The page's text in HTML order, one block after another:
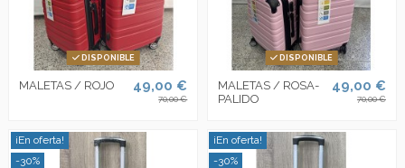
DISPONIBLE
MALETAS / ROJO 49,00 €
70,00 €
DISPONIBLE
MALETAS / ROSA-
PALIDO
49,00 €
70,00 €
¡En oferta!
-30%
¡En oferta!
-30%